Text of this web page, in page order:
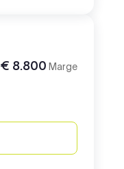
€ 8.800 Marge